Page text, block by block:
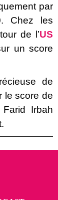
par
Chez les
tour de l’US
un score
de
le score de
Irbah